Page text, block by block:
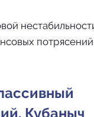
потрясений.
Кубаныч